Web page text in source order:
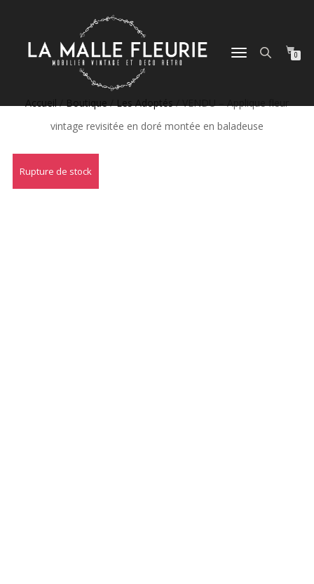
DÉPLIER
0
Accueil/Boutique/Les Adoptés/ VENDU – Applique fleur
vintage revisitée en doré montée en baladeuse
Rupture de stock